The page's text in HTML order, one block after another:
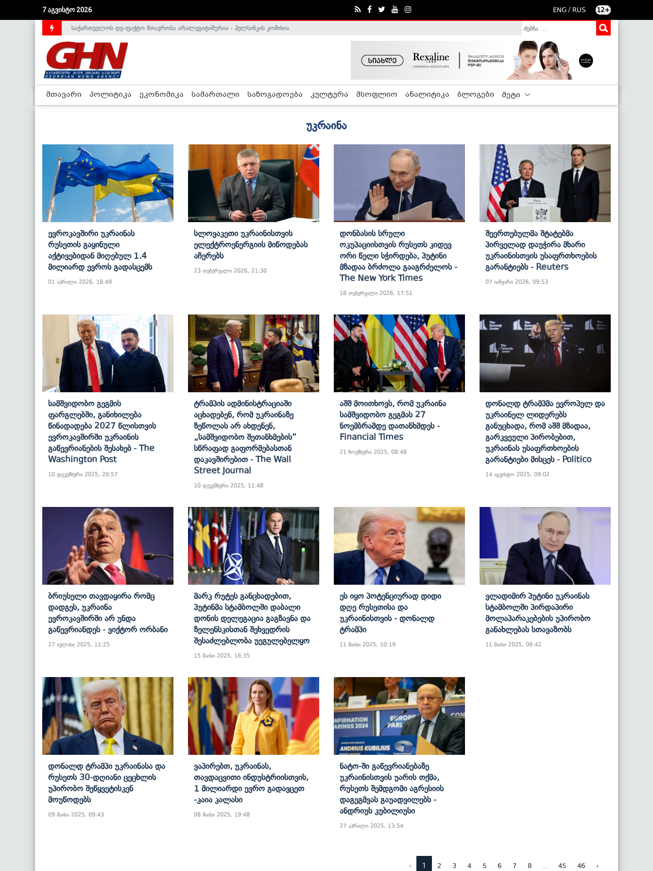
7 აგვისტო 2026 ENG / RUS 12+
საქართველოს დე-ფაქტო მთავრობა არალეგიტიმურია - ჰელსინკის კომისია
მთავარი პოლიტიკა ეკონომიკა სამართალი საზოგადოება კულტურა მსოფლიო ანალიტიკა ბლოგები მეტი
უკრაინა
Ევროკავშირი Უკრაინას
Რუსეთის Გაყინული
Აქტივებიდან Მიღებულ 1.4
Მილიარდ Ევროს Გადასცემს
01 აპრილი 2026, 18:49
Სლოვაკეთი Უკრაინისთვის
Ელექტროენერგიის Მიწოდებას
Აჩერებს
23 თებერვალი 2026, 21:30
Დონბასის Სრული
Ოკუპაციისთვის Რუსეთს Კიდევ
Ორი ​​წელი Სჭირდება, Პუტინი
Მზადაა Ბრძოლა Გააგრძელოს -
The New York Times
18 თებერვალი 2026, 17:51
Შეერთებულმა Შტატებმა
Პირველად Დაუჭირა Მხარი
Უკრაინისთვის Უსაფრთხოების
Გარანტიებს - Reuters
07 იანვარი 2026, 09:53
Სამშვიდობო Გეგმის
Ფარგლებში, Განიხილება
Წინადადება 2027 Წლისთვის
Ევროკავშირში Უკრაინის
Გაწევრიანების Შესახებ - The
Washington Post
10 დეკემბერი 2025, 20:57
Ტრამპის Ადმინისტრაციაში
Აცხადებენ, Რომ Უკრაინაზე
Ზეწოლას Არ Ახდენენ,
„სამშვიდობო Შეთანხმების“
Სწრაფად Გაფორმებასთან
Დაკავშირებით - The Wall
Street Journal
10 დეკემბერი 2025, 11:48
Აშშ Მოითხოვს, Რომ Უკრაინა
Სამშვიდობო Გეგმას 27
Ნოემბრამდე Დათანხმდეს -
Financial Times
21 ნოემბერი 2025, 08:48
Დონალდ Ტრამპმა Ევროპელ Და
Უკრაინელ Ლიდერებს
Განუცხადა, Რომ Აშშ Მზადაა,
Გარკვეული Პირობებით,
Უკრაინას Უსაფრთხოების
Გარანტიები Მისცეს - Politico
14 აგვისტო 2025, 09:02
Ბრიუსელი Თავდაყირა Რომც
Დადგეს, Უკრაინა
Ევროკავშირში Არ Უნდა
Გაწევრიანდეს - Ვიქტორ Ორბანი
27 ივლისი 2025, 11:25
Მარკ Რუტეს Განცხადებით,
Პუტინმა Სტამბოლში Დაბალი
Დონის Დელეგაცია Გაგზავნა Და
Ზელენსკისთან Შეხვედრის
Შესაძლებლობა Უეგულებელყო
15 მაისი 2025, 16:35
Ეს Იყო Პოტენციურად Დიდი
Დღე Რუსეთისა Და
Უკრაინისთვის - Დონალდ
Ტრამპი
11 მაისი 2025, 10:19
Ვლადიმირ Პუტინი Უკრაინას
Სტამბოლში Პირდაპირი
Მოლაპარაკებების Უპირობო
Განახლებას Სთავაზობს
11 მაისი 2025, 08:42
Დონალდ Ტრამპი Უკრაინასა Და
Რუსეთს 30-Დღიანი Ცეცხლის
Უპირობო Შეწყვეტისკენ
Მოუწოდებს
09 მაისი 2025, 09:43
Ვაპირებთ, Უკრაინას,
Თავდაცვითი Ინდუსტრიისთვის,
1 Მილიარდი Ევრო Გადავცეთ
-კაია Კალასი
08 მაისი 2025, 19:48
Ნატო-Ში Გაწევრიანებაზე
Უკრაინისთვის Უარის Თქმა,
Რუსეთს Შემდგომი Აგრესიის
Დაგეგმვას Გაუადვილებს -
Ანდრიუს Კუბილიუსი
27 აპრილი 2025, 13:54
‹ 1 2 3 4 5 6 7 8 45 46 ›